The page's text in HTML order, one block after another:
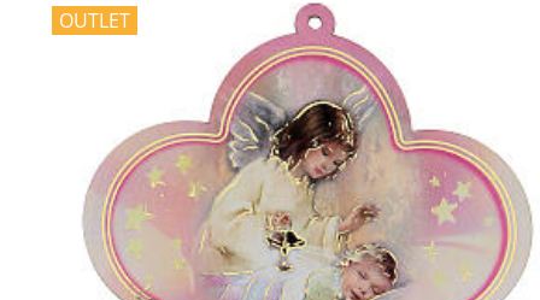
OUTLET